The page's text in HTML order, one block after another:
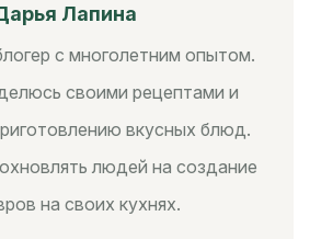
Лапина
с многолетним опытом.
своими рецептами и
вкусных блюд.
людей на создание
на своих кухнях.